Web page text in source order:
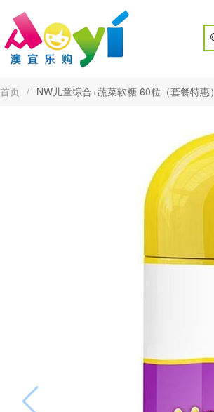
首页 / NW儿童综合+蔬菜软糖 60粒（套餐特惠）